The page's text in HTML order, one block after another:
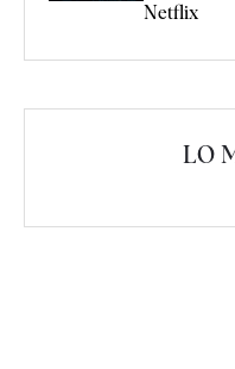
Netflix
LO